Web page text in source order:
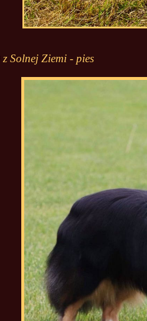
Solnej Ziemi - pies